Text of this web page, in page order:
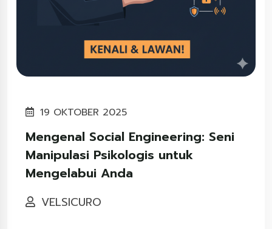
19 OKTOBER 2025
Mengenal Social Engineering: Seni
Manipulasi Psikologis untuk
Mengelabui Anda
VELSICURO